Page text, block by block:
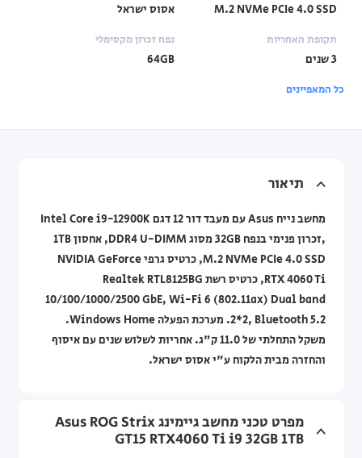
M.2 NVMe PCIe 4.0 SSD אסוס ישראל
תקופת האחריות
3 שנים
נפח זכרון מקסימלי
64GB
כל המאפיינים
תיאור
מחשב נייח Asus עם מעבד דור 12 דגם Intel Core i9-12900K
,זכרון פנימי בנפח 32GB מסוג DDR4 U-DIMM, אחסון 1TB
M.2 NVMe PCIe 4.0 SSD, כרטיס גרפי NVIDIA GeForce
RTX 4060 Ti, כרטיס רשת Realtek RTL8125BG
10/100/1000/2500 GbE, Wi-Fi 6 (802.11ax) Dual band
2*2, Bluetooth 5.2. מערכת הפעלה Windows Home.
משקל התחלתי של 11.0 ק"ג. אחריות לשלוש שנים עם איסוף
והחזרה מבית הלקוח ע"י אסוס ישראל.
מפרט טכני מחשב גיימינג Asus ROG Strix
GT15 RTX4060 Ti i9 32GB 1TB